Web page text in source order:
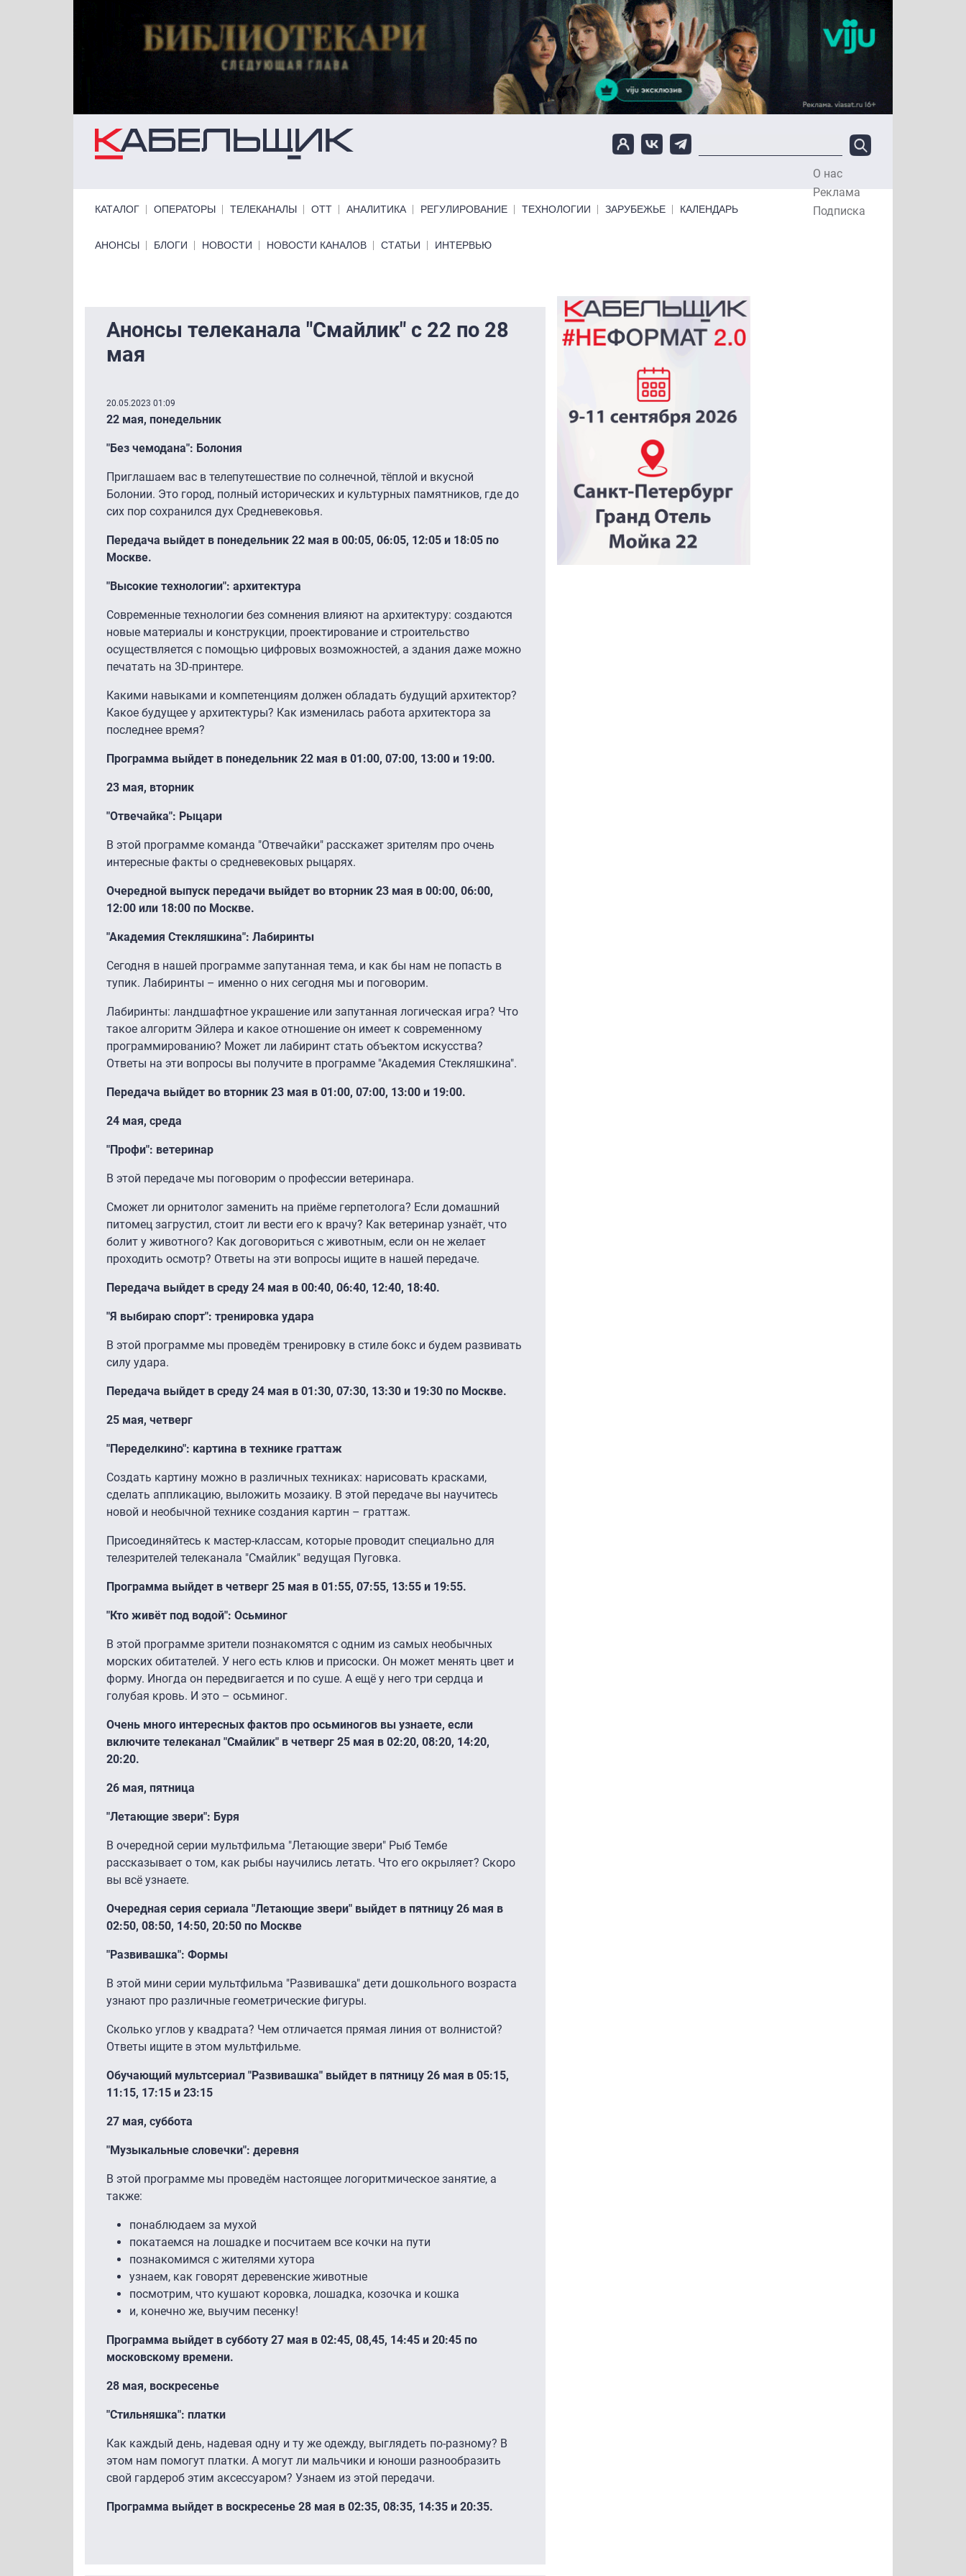
О нас
Реклама
Подписка
КАТАЛОГ ОПЕРАТОРЫ ТЕЛЕКАНАЛЫ ОТТ АНАЛИТИКА РЕГУЛИРОВАНИЕ ТЕХНОЛОГИИ ЗАРУБЕЖЬЕ КАЛЕНДАРЬ
Primary links bottom
АНОНСЫ БЛОГИ НОВОСТИ НОВОСТИ КАНАЛОВ СТАТЬИ ИНТЕРВЬЮ
Анонсы телеканала "Смайлик" с 22 по 28
мая
20.05.2023 01:09
22 мая, понедельник
"Без чемодана": Болония
Приглашаем вас в телепутешествие по солнечной, тёплой и вкусной
Болонии. Это город, полный исторических и культурных памятников, где до
сих пор сохранился дух Средневековья.
Передача выйдет в понедельник 22 мая в 00:05, 06:05, 12:05 и 18:05 по
Москве.
"Высокие технологии": архитектура
Современные технологии без сомнения влияют на архитектуру: создаются
новые материалы и конструкции, проектирование и строительство
осуществляется с помощью цифровых возможностей, а здания даже можно
печатать на 3D-принтере.
Какими навыками и компетенциям должен обладать будущий архитектор?
Какое будущее у архитектуры? Как изменилась работа архитектора за
последнее время?
Программа выйдет в понедельник 22 мая в 01:00, 07:00, 13:00 и 19:00.
23 мая, вторник
"Отвечайка": Рыцари
В этой программе команда "Отвечайки" расскажет зрителям про очень
интересные факты о средневековых рыцарях.
Очередной выпуск передачи выйдет во вторник 23 мая в 00:00, 06:00,
12:00 или 18:00 по Москве.
"Академия Стекляшкина": Лабиринты
Сегодня в нашей программе запутанная тема, и как бы нам не попасть в
тупик. Лабиринты – именно о них сегодня мы и поговорим.
Лабиринты: ландшафтное украшение или запутанная логическая игра? Что
такое алгоритм Эйлера и какое отношение он имеет к современному
программированию? Может ли лабиринт стать объектом искусства?
Ответы на эти вопросы вы получите в программе "Академия Стекляшкина".
Передача выйдет во вторник 23 мая в 01:00, 07:00, 13:00 и 19:00.
24 мая, среда
"Профи": ветеринар
В этой передаче мы поговорим о профессии ветеринара.
Сможет ли орнитолог заменить на приёме герпетолога? Если домашний
питомец загрустил, стоит ли вести его к врачу? Как ветеринар узнаёт, что
болит у животного? Как договориться с животным, если он не желает
проходить осмотр? Ответы на эти вопросы ищите в нашей передаче.
Передача выйдет в среду 24 мая в 00:40, 06:40, 12:40, 18:40.
"Я выбираю спорт": тренировка удара
В этой программе мы проведём тренировку в стиле бокс и будем развивать
силу удара.
Передача выйдет в среду 24 мая в 01:30, 07:30, 13:30 и 19:30 по Москве.
25 мая, четверг
"Переделкино": картина в технике граттаж
Создать картину можно в различных техниках: нарисовать красками,
сделать аппликацию, выложить мозаику. В этой передаче вы научитесь
новой и необычной технике создания картин – граттаж.
Присоединяйтесь к мастер-классам, которые проводит специально для
телезрителей телеканала "Смайлик" ведущая Пуговка.
Программа выйдет в четверг 25 мая в 01:55, 07:55, 13:55 и 19:55.
"Кто живёт под водой": Осьминог
В этой программе зрители познакомятся с одним из самых необычных
морских обитателей. У него есть клюв и присоски. Он может менять цвет и
форму. Иногда он передвигается и по суше. А ещё у него три сердца и
голубая кровь. И это – осьминог.
Очень много интересных фактов про осьминогов вы узнаете, если
включите телеканал "Смайлик" в четверг 25 мая в 02:20, 08:20, 14:20,
20:20.
26 мая, пятница
"Летающие звери": Буря
В очередной серии мультфильма "Летающие звери" Рыб Тембе
рассказывает о том, как рыбы научились летать. Что его окрыляет? Скоро
вы всё узнаете.
Очередная серия сериала "Летающие звери" выйдет в пятницу 26 мая в
02:50, 08:50, 14:50, 20:50 по Москве
"Развивашка": Формы
В этой мини серии мультфильма "Развивашка" дети дошкольного возраста
узнают про различные геометрические фигуры.
Сколько углов у квадрата? Чем отличается прямая линия от волнистой?
Ответы ищите в этом мультфильме.
Обучающий мультсериал "Развивашка" выйдет в пятницу 26 мая в 05:15,
11:15, 17:15 и 23:15
27 мая, суббота
"Музыкальные словечки": деревня
В этой программе мы проведём настоящее логоритмическое занятие, а
также:
понаблюдаем за мухой
покатаемся на лошадке и посчитаем все кочки на пути
познакомимся с жителями хутора
узнаем, как говорят деревенские животные
посмотрим, что кушают коровка, лошадка, козочка и кошка
и, конечно же, выучим песенку!
Программа выйдет в субботу 27 мая в 02:45, 08,45, 14:45 и 20:45 по
московскому времени.
28 мая, воскресенье
"Стильняшка": платки
Как каждый день, надевая одну и ту же одежду, выглядеть по-разному? В
этом нам помогут платки. А могут ли мальчики и юноши разнообразить
свой гардероб этим аксессуаром? Узнаем из этой передачи.
Программа выйдет в воскресенье 28 мая в 02:35, 08:35, 14:35 и 20:35.